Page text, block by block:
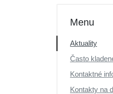
Menu
Aktuality
Často
Kontaktné
Kontakty na